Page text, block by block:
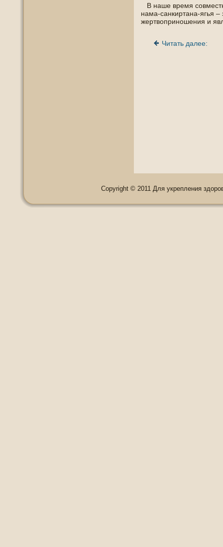
В наше время
нама-санкиртана-ягья
жертвопринοшения и
Читать далее:
Copyright © 2011 Для укрепления